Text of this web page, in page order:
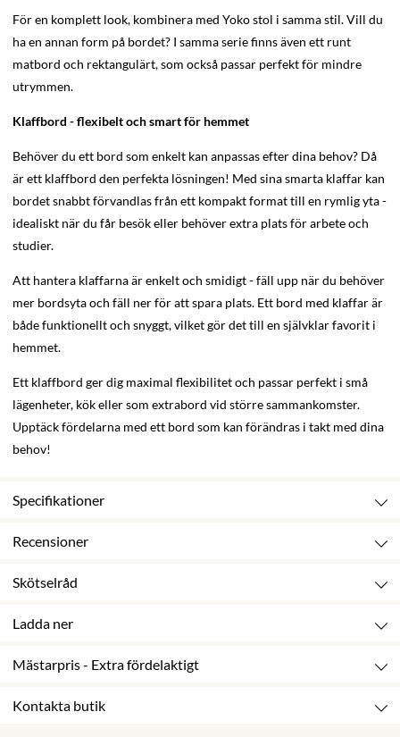
För en komplett look, kombinera med Yoko stol i samma stil. Vill du
ha en annan form på bordet? I samma serie finns även ett runt
matbord och rektangulärt, som också passar perfekt för mindre
utrymmen.
Klaffbord - flexibelt och smart för hemmet
Behöver du ett bord som enkelt kan anpassas efter dina behov? Då
är ett klaffbord den perfekta lösningen! Med sina smarta klaffar kan
bordet snabbt förvandlas från ett kompakt format till en rymlig yta -
idealiskt när du får besök eller behöver extra plats för arbete och
studier.
Att hantera klaffarna är enkelt och smidigt - fäll upp när du behöver
mer bordsyta och fäll ner för att spara plats. Ett bord med klaffar är
både funktionellt och snyggt, vilket gör det till en självklar favorit i
hemmet.
Ett klaffbord ger dig maximal flexibilitet och passar perfekt i små
lägenheter, kök eller som extrabord vid större sammankomster.
Upptäck fördelarna med ett bord som kan förändras i takt med dina
behov!
Specifikationer
Recensioner
Skötselråd
Ladda ner
Mästarpris - Extra fördelaktigt
Kontakta butik